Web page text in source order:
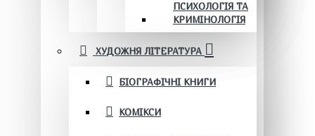
ПСИХОЛОГІЯ ТА
КРИМІНОЛОГІЯ
ХУДОЖНЯ ЛІТЕРАТУРА
БІОГРАФІЧНІ КНИГИ
КОМІКСИ